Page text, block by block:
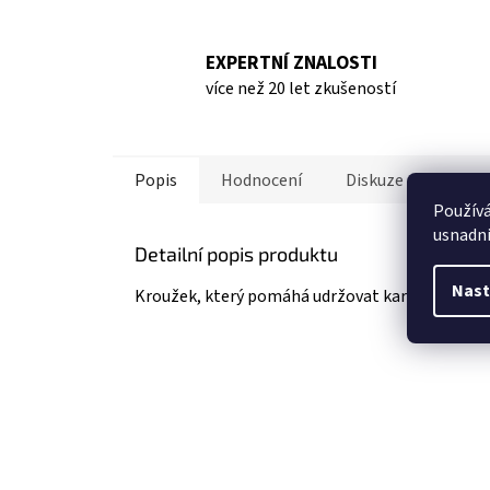
EXPERTNÍ ZNALOSTI
více než 20 let zkušeností
Popis Hodnocení Diskuze
Detailní popis produktu
Kroužek, který pomáhá udržovat karabinu ve